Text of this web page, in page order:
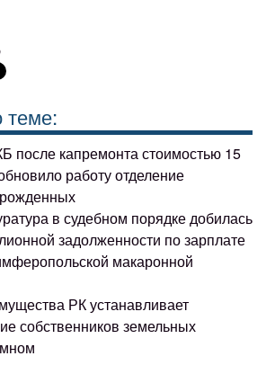
теме:
после капремонта стоимостью 15
работу отделение
в судебном порядке добилась
задолженности по зарплате
макаронной
РК устанавливает
собственников земельных